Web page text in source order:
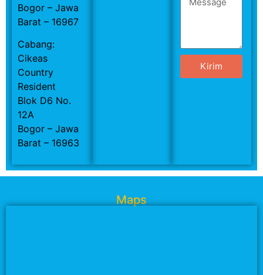
Bogor – Jawa
Barat – 16967
Cabang:
Cikeas
Country
Resident
Blok D6 No.
12A
Bogor – Jawa
Barat – 16963
Kirim
Maps